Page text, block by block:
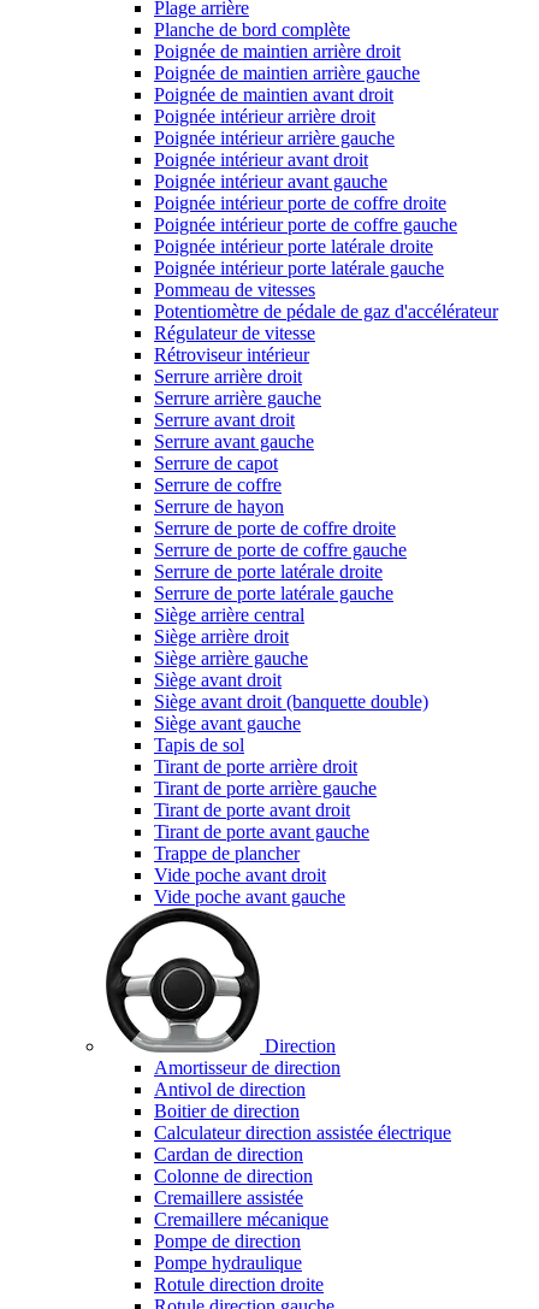
Plage arrière
Planche de bord complète
Poignée de maintien arrière droit
Poignée de maintien arrière gauche
Poignée de maintien avant droit
Poignée intérieur arrière droit
Poignée intérieur arrière gauche
Poignée intérieur avant droit
Poignée intérieur avant gauche
Poignée intérieur porte de coffre droite
Poignée intérieur porte de coffre gauche
Poignée intérieur porte latérale droite
Poignée intérieur porte latérale gauche
Pommeau de vitesses
Potentiomètre de pédale de gaz d'accélérateur
Régulateur de vitesse
Rétroviseur intérieur
Serrure arrière droit
Serrure arrière gauche
Serrure avant droit
Serrure avant gauche
Serrure de capot
Serrure de coffre
Serrure de hayon
Serrure de porte de coffre droite
Serrure de porte de coffre gauche
Serrure de porte latérale droite
Serrure de porte latérale gauche
Siège arrière central
Siège arrière droit
Siège arrière gauche
Siège avant droit
Siège avant droit (banquette double)
Siège avant gauche
Tapis de sol
Tirant de porte arrière droit
Tirant de porte arrière gauche
Tirant de porte avant droit
Tirant de porte avant gauche
Trappe de plancher
Vide poche avant droit
Vide poche avant gauche
Direction
Amortisseur de direction
Antivol de direction
Boitier de direction
Calculateur direction assistée électrique
Cardan de direction
Colonne de direction
Cremaillere assistée
Cremaillere mécanique
Pompe de direction
Pompe hydraulique
Rotule direction droite